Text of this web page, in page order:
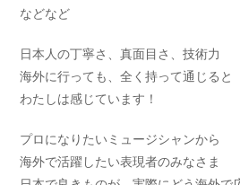
などなど
日本人の丁寧さ、真面目さ、技術力
海外に行っても、全く持って通じると
わたしは感じています！
プロになりたいミュージシャンから
海外で活躍したい表現者のみなさま